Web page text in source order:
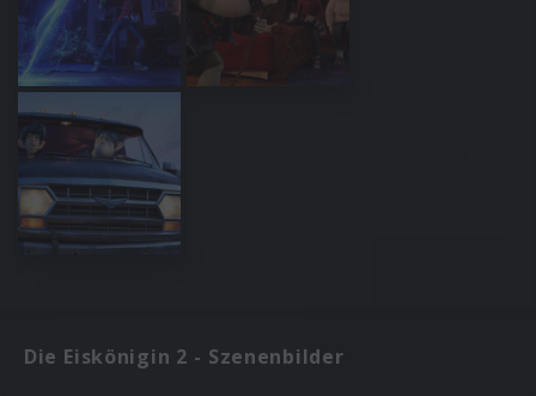
Die Eiskönigin 2 - Szenenbilder